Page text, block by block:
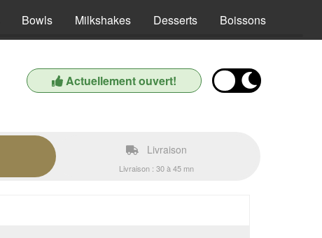
Bowls Milkshakes Desserts Boissons
Actuellement ouvert!
Livraison
Livraison : 30 à 45 mn